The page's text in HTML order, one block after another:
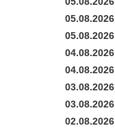
05.08.2026
05.08.2026
04.08.2026
04.08.2026
03.08.2026
03.08.2026
02.08.2026